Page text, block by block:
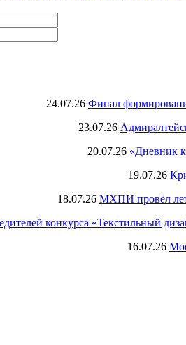
24.07.26 Финал
23.07.26
20.07.26 «Дневник
19.07.26
18.07.26 МХПИ провёл
конкурса «Текстильный
16.07.26